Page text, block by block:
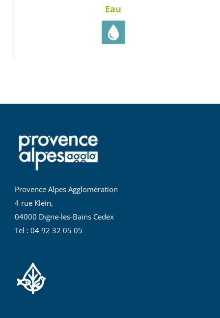
Eau
Provence Alpes Agglomération
4 rue Klein,
04000 Digne-les-Bains Cedex
Tel : 04 92 32 05 05